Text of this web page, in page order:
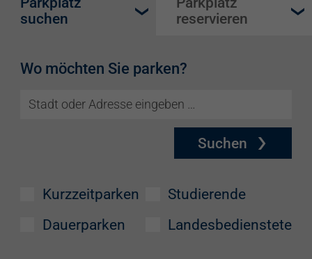
suchen
reservieren
Wo möchten Sie parken?
Suchen
Kurzzeitparken
Dauerparken
Studierende
Landesbedienstete